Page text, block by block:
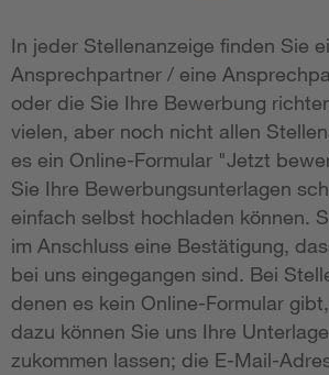
In jeder Stellenanzeige finden Sie
Ansprechpartner / eine
oder die Sie Ihre Bewerbung
vielen, aber noch nicht allen
es ein Online-Formular "Jetzt
Sie Ihre Bewerbungsunterlagen
einfach selbst hochladen können.
im Anschluss eine Bestätigung,
bei uns eingegangen sind. Bei
denen es kein Online-Formular
dazu können Sie uns Ihre
zukommen lassen; die E-Mail-